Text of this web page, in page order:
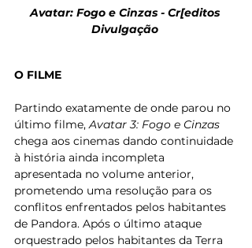
Avatar: Fogo e Cinzas - Cr[editos
Divulgação
O FILME
Partindo exatamente de onde parou no
último filme, Avatar 3: Fogo e Cinzas
chega aos cinemas dando continuidade
à história ainda incompleta
apresentada no volume anterior,
prometendo uma resolução para os
conflitos enfrentados pelos habitantes
de Pandora. Após o último ataque
orquestrado pelos habitantes da Terra